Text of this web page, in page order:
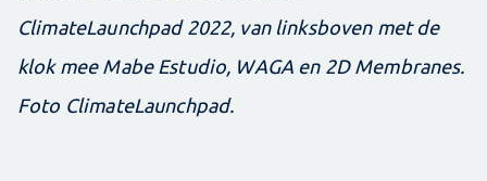
ClimateLaunchpad 2022, van linksboven met de
klok mee Mabe Estudio, WAGA en 2D Membranes.
Foto ClimateLaunchpad.